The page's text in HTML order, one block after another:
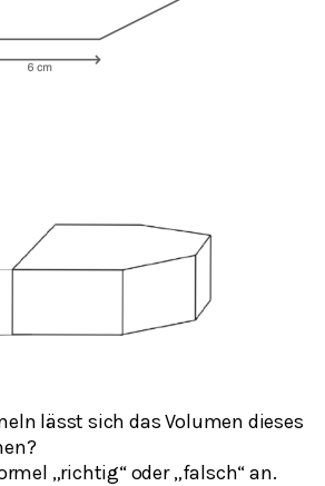
lässt sich das Volumen dieses
„richtig“ oder „falsch“ an.